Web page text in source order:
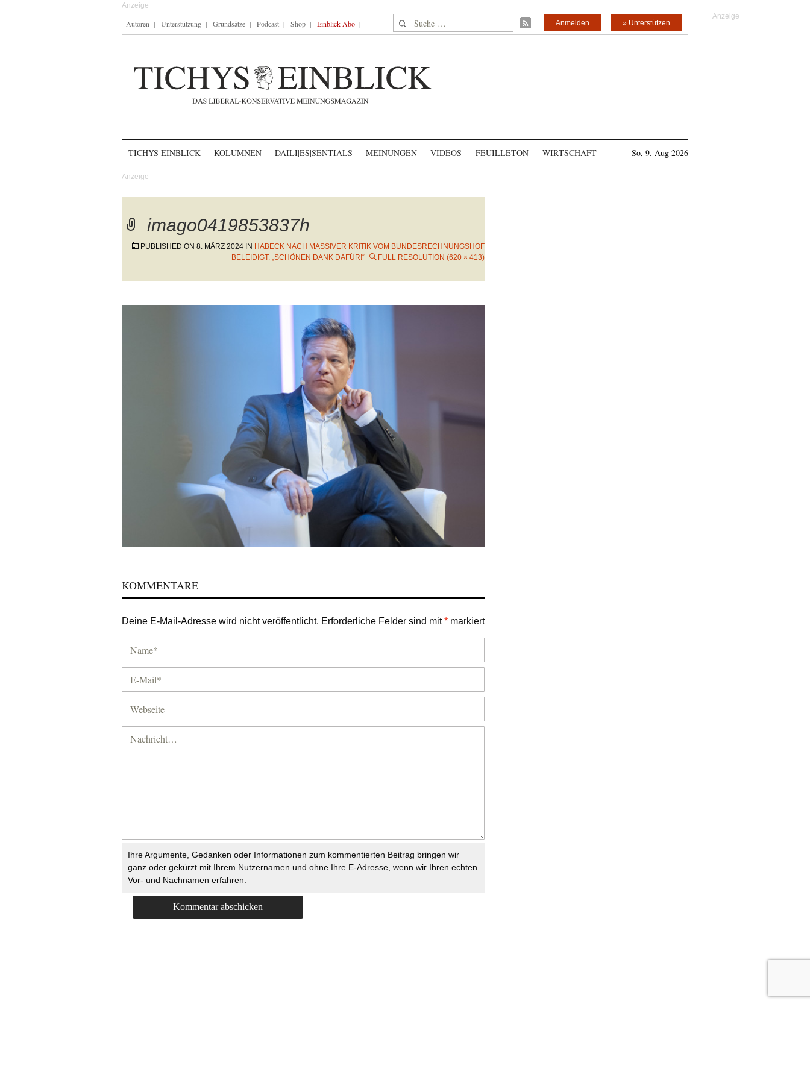
Autoren Unterstützung Grundsätze Podcast Shop Einblick-Abo Suche nach: » Unterstützen
Anmelden
TICHYS EINBLICK KOLUMNEN DAILI|ES|SENTIALS MEINUNGEN VIDEOS FEUILLETON WIRTSCHAFT So, 9. Aug 2026
imago0419853837h
PUBLISHED ON 8. MÄRZ 2024 IN HABECK NACH MASSIVER KRITIK VOM BUNDESRECHNUNGSHOF
BELEIDIGT: „SCHÖNEN DANK DAFÜR!“
FULL RESOLUTION (620 × 413)
KOMMENTARE
Deine E-Mail-Adresse wird nicht veröffentlicht. Erforderliche Felder sind mit* markiert
Ihre Argumente, Gedanken oder Informationen zum kommentierten Beitrag bringen wir
ganz oder gekürzt mit Ihrem Nutzernamen und ohne Ihre E-Adresse, wenn wir Ihren echten
Vor- und Nachnamen erfahren.